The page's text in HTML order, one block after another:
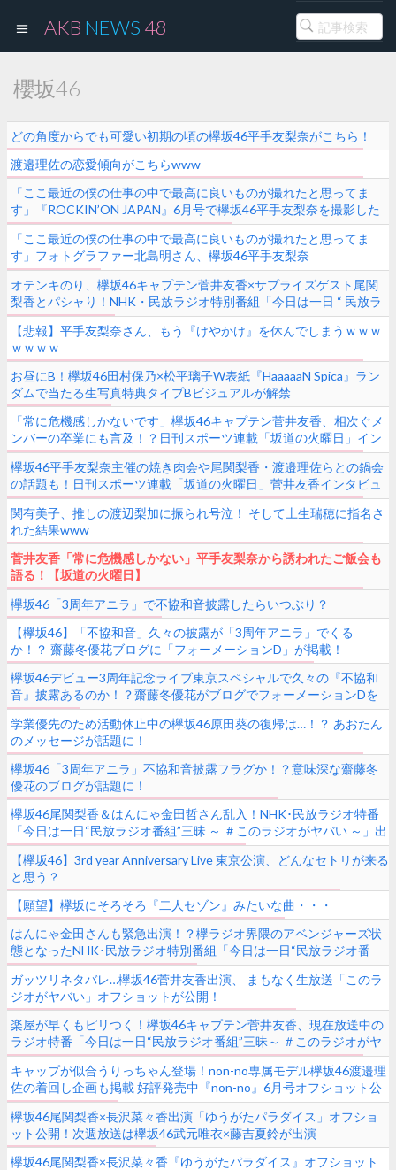
AKB NEWS 48
櫻坂46
どの角度からでも可愛い初期の頃の欅坂46平手友梨奈がこちら！
渡邉理佐の恋愛傾向がこちらwww
「ここ最近の僕の仕事の中で最高に良いものが撮れたと思ってま
す」『ROCKIN’ON JAPAN』6月号で欅坂46平手友梨奈を撮影した
カメラマン北島明さんが自身のインスタで扉ページのグラビア2枚を
公開
「ここ最近の僕の仕事の中で最高に良いものが撮れたと思ってま
す」フォトグラファー北島明さん、欅坂46平手友梨奈
『ROCKIN’ON JAPAN』撮影の感想をインスタに綴る！
オテンキのり、欅坂46キャプテン菅井友香×サプライズゲスト尾関
梨香とパシャり！NHK・民放ラジオ特別番組「今日は一日 “ 民放ラ
ジオ番組 ” 三昧～#このラジオがヤバい～」オフショットがさらに公
開【悲報】平手友梨奈さん、もう『けやかけ』を休んでしまうｗｗｗ
ｗｗｗｗ
お昼にB！欅坂46田村保乃×松平璃子W表紙『HaaaaaN Spica』ラン
ダムで当たる生写真特典タイプBビジュアルが解禁
「常に危機感しかないです」欅坂46キャプテン菅井友香、相次ぐメ
ンバーの卒業にも言及！？日刊スポーツ連載「坂道の火曜日」イン
タビュー記事が公開！
欅坂46平手友梨奈主催の焼き肉会や尾関梨香・渡邉理佐らとの鍋会
の話題も！日刊スポーツ連載「坂道の火曜日」菅井友香インタビュ
ー第1弾記事がWebで公開
関有美子、推しの渡辺梨加に振られ号泣！ そして土生瑞穂に指名さ
れた結果www
菅井友香「常に危機感しかない」平手友梨奈から誘われたご飯会も
語る！【坂道の火曜日】
欅坂46「3周年アニラ」で不協和音披露したらいつぶり？
【欅坂46】「不協和音」久々の披露が「3周年アニラ」でくる
か！？ 齋藤冬優花ブログに「フォーメーションD」が掲載！
欅坂46デビュー3周年記念ライブ東京スペシャルで久々の『不協和
音』披露あるのか！？齋藤冬優花がブログでフォーメーションDを
紹介
学業優先のため活動休止中の欅坂46原田葵の復帰は…！？ あおたん
のメッセージが話題に！
欅坂46「3周年アニラ」不協和音披露フラグか！？意味深な齋藤冬
優花のブログが話題に！
欅坂46尾関梨香＆はんにゃ金田哲さん乱入！NHK･民放ラジオ特番
「今日は一日“民放ラジオ番組”三昧 ～ ＃このラジオがヤバい ～」出
演後集合ショット公開
【欅坂46】3rd year Anniversary Live 東京公演、どんなセトリが来る
と思う？
【願望】欅坂にそろそろ『二人セゾン』みたいな曲・・・
はんにゃ金田さんも緊急出演！？欅ラジオ界隈のアベンジャーズ状
態となったNHK･民放ラジオ特別番組「今日は一日“民放ラジオ番
組”三昧 ～ #このラジオがヤバい ～」出演前オフショット大量公開中
ガッツリネタバレ…欅坂46菅井友香出演、 まもなく生放送「このラ
ジオがヤバい」オフショットが公開！
楽屋が早くもピリつく！欅坂46キャプテン菅井友香、現在放送中の
ラジオ特番「今日は一日“民放ラジオ番組”三昧～ ＃このラジオがヤ
バい ～」22時台より登場！
キャップが似合うりっちゃん登場！non-no専属モデル欅坂46渡邉理
佐の着回し企画も掲載 好評発売中『non-no』6月号オフショット公
開
欅坂46尾関梨香×長沢菜々香出演「ゆうがたパラダイス」オフショ
ット公開！次週放送は欅坂46武元唯衣×藤吉夏鈴が出演
欅坂46尾関梨香×長沢菜々香『ゆうがたパラダイス』オフショット